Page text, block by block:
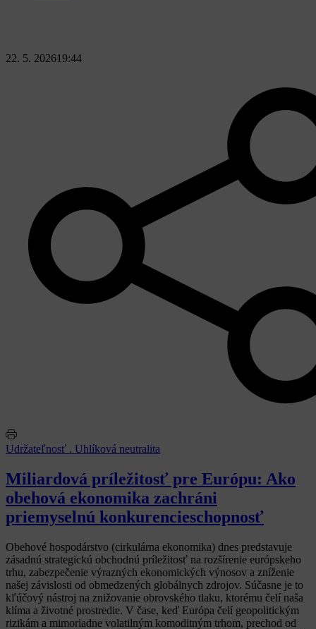
22. 5. 202619:44
Udržateľnosť . Uhlíková neutralita
Miliardová príležitosť pre Európu: Ako
obehová ekonomika zachráni
priemyselnú konkurencieschopnosť
Obehové hospodárstvo (cirkulárna ekonomika) dnes predstavuje
zásadnú strategickú obchodnú príležitosť na rozšírenie európskeho
trhu, zabezpečenie výrazných ekonomických výnosov a zníženie
našej závislosti od obmedzených globálnych zdrojov. Súčasne je to
kľúčový nástroj na znižovanie obrovského tlaku, ktorému čelí naša
klíma a životné prostredie. V čase, keď Európa čelí geopolitickým
rizikám a mimoriadne volatilným komoditným trhom, prechod od